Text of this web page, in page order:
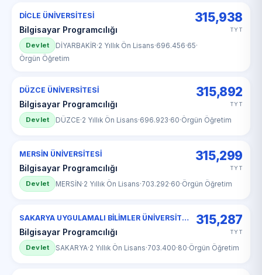
DİCLE ÜNİVERSİTESİ
Bilgisayar Programcılığı
315,938
TYT
Devlet DİYARBAKİR·2 Yıllık Ön Lisans·696.456·65·
Örgün Öğretim
DÜZCE ÜNİVERSİTESİ
Bilgisayar Programcılığı
315,892
TYT
Devlet DÜZCE·2 Yıllık Ön Lisans·696.923·60·Örgün Öğretim
MERSİN ÜNİVERSİTESİ
Bilgisayar Programcılığı
315,299
TYT
Devlet MERSİN·2 Yıllık Ön Lisans·703.292·60·Örgün Öğretim
SAKARYA UYGULAMALI BİLİMLER ÜNİVERSİTESİ
Bilgisayar Programcılığı
315,287
TYT
Devlet SAKARYA·2 Yıllık Ön Lisans·703.400·80·Örgün Öğretim